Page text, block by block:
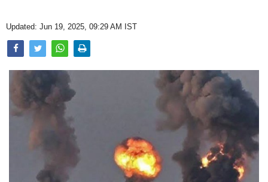
Photo Gallery
Home
Updated: Jun 19, 2025, 09:29 AM IST